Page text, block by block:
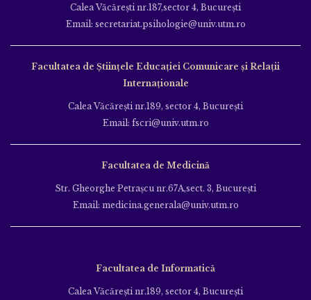
Calea Văcăreşti nr.187,sector 4, Bucureşti
Email: secretariat.psihologie@univ.utm.ro
Facultatea de Ştiinţele Educației Comunicare și Relații
Internaționale
Calea Văcăreşti nr.189, sector 4, Bucureşti
Email: fscri@univ.utm.ro
Facultatea de Medicină
Str. Gheorghe Petraşcu nr.67A,sect. 3, Bucureşti
Email: medicina.generala@univ.utm.ro
Facultatea de Informatică
Calea Văcăreşti nr.189, sector 4, Bucureşti